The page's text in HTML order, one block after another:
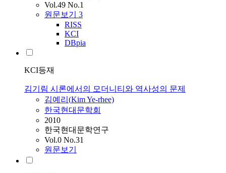
Vol.49 No.1
원문보기 3
RISS
KCI
DBpia
KCI등재
김기림 시론에서의 모더니티와 역사성의 문제
김예리(KimYe-rhee)
한국현대문학회
2010
한국현대문학연구
Vol.0 No.31
원문보기